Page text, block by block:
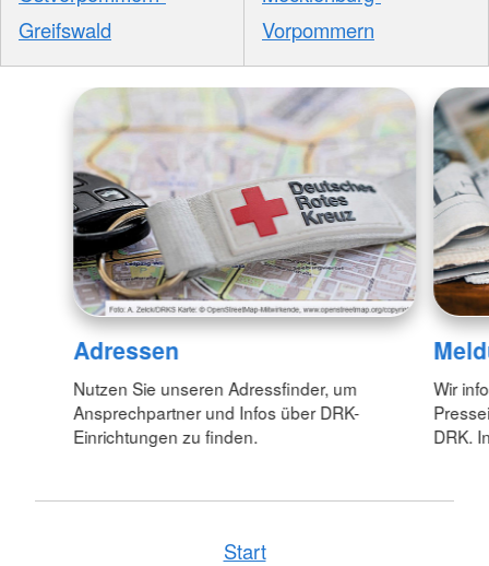
Greifswald
Vorpommern
Adressen
Nutzen Sie unseren Adressfinder, um
Ansprechpartner und Infos über DRK-
Einrichtungen zu finden.
Wir
DRK.
Start